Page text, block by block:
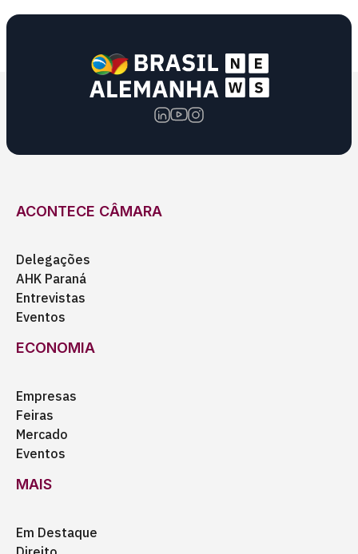
ACONTECE CÂMARA
Delegações
AHK Paraná
Entrevistas
Eventos
ECONOMIA
Empresas
Feiras
Mercado
Eventos
MAIS
Em Destaque